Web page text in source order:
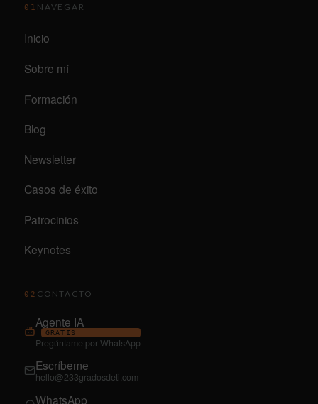
01 NAVEGAR
Inicio
Sobre mí
Formación
Blog
Newsletter
Casos de éxito
Patrocinios
Keynotes
02 CONTACTO
Agente IA
GRATIS
Pregúntame por WhatsApp
Escríbeme
hello@233gradosdeti.com
WhatsApp